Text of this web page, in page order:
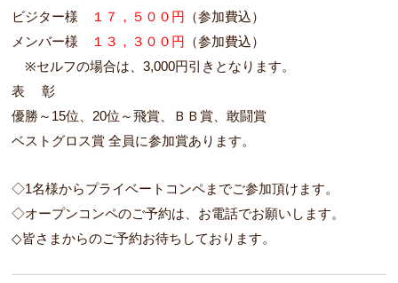
ビジター様
１７，５００円 （参加費込）
メンバー様
１３，３００円 （参加費込）
※セルフの場合は、3,000円引きと なります。
表 彰
優勝～15位、20位～飛賞、ＢＢ賞、敢闘賞
ベストグロス賞 全員に参加賞あります。
◇1名様からプライベートコンペまでご参加頂けます。
◇オープンコンペのご予約は、お電話でお願いします。
◇皆さまからのご予約お待ちしております。